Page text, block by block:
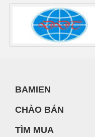
BAMIEN
CHÀO BÁN
TÌM MUA